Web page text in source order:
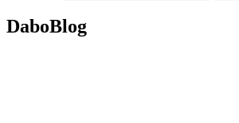
DaboBlog